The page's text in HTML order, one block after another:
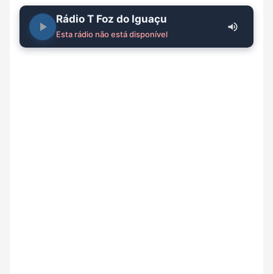
Rádio T Foz do Iguaçu
Esta rádio não está disponível